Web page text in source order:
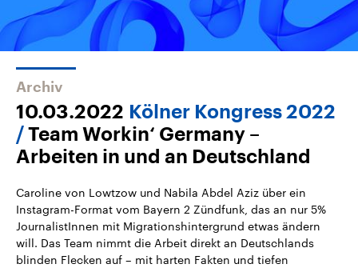
Archiv
10.03.2022 Kölner Kongress 2022
Team Workin‘ Germany –
Arbeiten in und an Deutschland
Caroline von Lowtzow und Nabila Abdel Aziz über ein
Instagram-Format vom Bayern 2 Zündfunk, das an nur 5%
JournalistInnen mit Migrationshintergrund etwas ändern
will. Das Team nimmt die Arbeit direkt an Deutschlands
blinden Flecken auf – mit harten Fakten und tiefen